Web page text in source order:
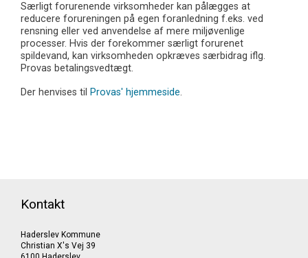
Særligt forurenende virksomheder kan pålægges at
reducere forureningen på egen foranledning f.eks. ved
rensning eller ved anvendelse af mere miljøvenlige
processer. Hvis der forekommer særligt forurenet
spildevand, kan virksomheden opkræves særbidrag iflg.
Provas betalingsvedtægt.
Der henvises til Provas' hjemmeside.
Kontakt
Haderslev Kommune
Christian X's Vej 39